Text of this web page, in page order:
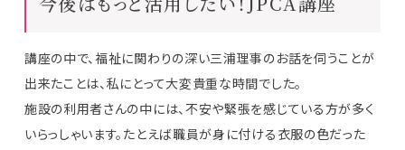
講座の中で、福祉に関わりの深い三浦理事のお話を伺うことが
出来たことは、私にとって大変貴重な時間でした。
施設の利用者さんの中には、不安や緊張を感じている方が多く
いらっしゃいます。たとえば職員が身に付ける衣服の色だった